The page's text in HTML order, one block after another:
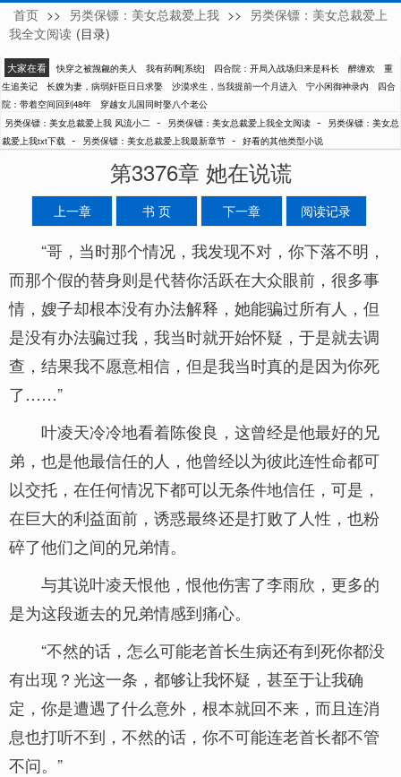
风流小二
首页 >> 另类保镖：美女总裁爱上我 >> 另类保镖：美女总裁爱上
我全文阅读 (目录)
大家在看 快穿之被觊觎的美人 我有药啊[系统] 四合院：开局入战场归来是科长 醉缠欢
重
生追美记
长嫂为妻，病弱奸臣日日求娶 沙漠求生，当我提前一个月进入 宁小闲御神录内
四合
院：带着空间回到48年
穿越女儿国同时娶八个老公
另类保镖：美女总裁爱上我 风流小二 - 另类保镖：美女总裁爱上我全文阅读 -
另类保镖：美女总
裁爱上我txt下载 - 另类保镖：美女总裁爱上我最新章节 - 好看的其他类型小说
第3376章 她在说谎
上一章 书 页 下一章 阅读记录
“哥，当时那个情况，我发现不对，你下落不明，
而那个假的替身则是代替你活跃在大众眼前，很多事
情，嫂子却根本没有办法解释，她能骗过所有人，但
是没有办法骗过我，我当时就开始怀疑，于是就去调
查，结果我不愿意相信，但是我当时真的是因为你死
了……”
叶凌天冷冷地看着陈俊良，这曾经是他最好的兄
弟，也是他最信任的人，他曾经以为彼此连性命都可
以交托，在任何情况下都可以无条件地信任，可是，
在巨大的利益面前，诱惑最终还是打败了人性，也粉
碎了他们之间的兄弟情。
与其说叶凌天恨他，恨他伤害了李雨欣，更多的
是为这段逝去的兄弟情感到痛心。
“不然的话，怎么可能老首长生病还有到死你都没
有出现？光这一条，都够让我怀疑，甚至于让我确
定，你是遭遇了什么意外，根本就回不来，而且连消
息也打听不到，不然的话，你不可能连老首长都不管
不问。”